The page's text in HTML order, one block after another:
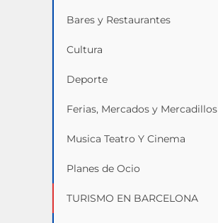
Bares y Restaurantes
Cultura
Deporte
Ferias, Mercados y Mercadillos
Musica Teatro Y Cinema
Planes de Ocio
TURISMO EN BARCELONA